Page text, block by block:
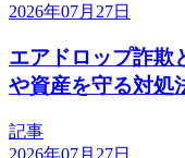
2026年07月27日
エアドロップ詐欺
や資産を守る対処
記事
2026年07月27日